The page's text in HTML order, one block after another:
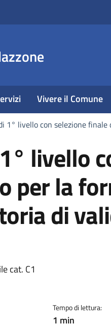
Vivere il Comune
1° livello con selezione
livello
per la
di
cat. C1
Tempo di lettura:
1 min